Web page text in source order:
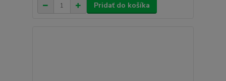
Pridať do košíka